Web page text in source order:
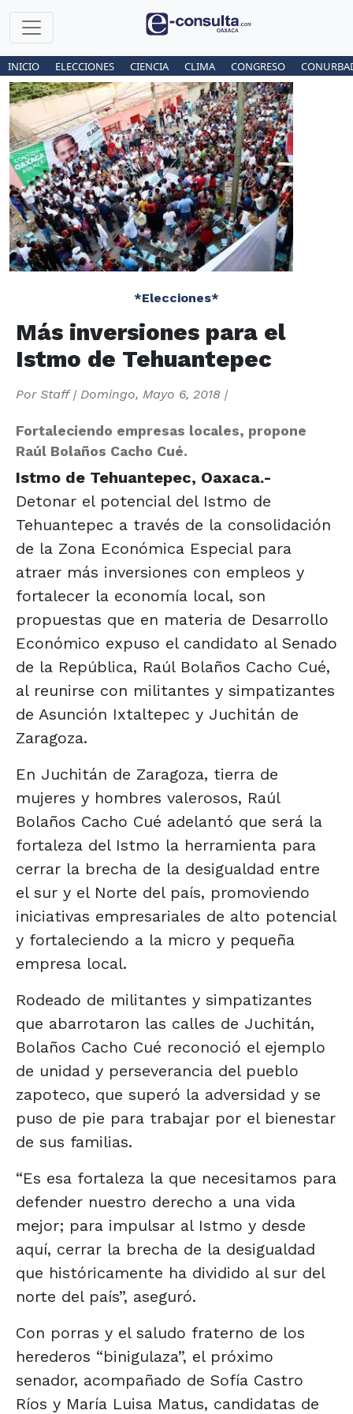
INICIO ELECCIONES CIENCIA CLIMA CONGRESO
*Elecciones*
Más inversiones para el
Istmo de Tehuantepec
Por Staff| Domingo, Mayo 6, 2018 |
Fortaleciendo empresas locales, propone
Raúl Bolaños Cacho Cué.
Istmo de Tehuantepec, Oaxaca.-
Detonar el potencial del Istmo de
Tehuantepec a través de la consolidación
de la Zona Económica Especial para
atraer más inversiones con empleos y
fortalecer la economía local, son
propuestas que en materia de Desarrollo
Económico expuso el candidato al Senado
de la República, Raúl Bolaños Cacho Cué,
al reunirse con militantes y simpatizantes
de Asunción Ixtaltepec y Juchitán de
Zaragoza.
En Juchitán de Zaragoza, tierra de
mujeres y hombres valerosos, Raúl
Bolaños Cacho Cué adelantó que será la
fortaleza del Istmo la herramienta para
cerrar la brecha de la desigualdad entre
el sur y el Norte del país, promoviendo
iniciativas empresariales de alto potencial
y fortaleciendo a la micro y pequeña
empresa local.
Rodeado de militantes y simpatizantes
que abarrotaron las calles de Juchitán,
Bolaños Cacho Cué reconoció el ejemplo
de unidad y perseverancia del pueblo
zapoteco, que superó la adversidad y se
puso de pie para trabajar por el bienestar
de sus familias.
“Es esa fortaleza la que necesitamos para
defender nuestro derecho a una vida
mejor; para impulsar al Istmo y desde
aquí, cerrar la brecha de la desigualdad
que históricamente ha dividido al sur del
norte del país”, aseguró.
Con porras y el saludo fraterno de los
herederos “binigulaza”, el próximo
senador, acompañado de Sofía Castro
Ríos y María Luisa Matus, candidatas de